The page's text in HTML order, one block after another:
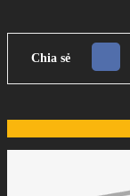
Chia sẻ